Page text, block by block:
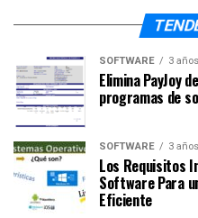
SOFTWARE 3
Elimina PayJoy
programas de
SOFTWARE 3
Los Requisitos
Software Para
Eficiente